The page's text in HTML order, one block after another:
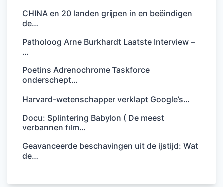
CHINA en 20 landen grijpen in en beëindigen
de…
Patholoog Arne Burkhardt Laatste Interview –
…
Poetins Adrenochrome Taskforce
onderschept…
Harvard-wetenschapper verklapt Google’s…
Docu: Splintering Babylon ( De meest
verbannen film…
Geavanceerde beschavingen uit de ijstijd: Wat
de…